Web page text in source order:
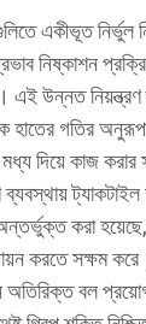
একীভূত নির্ভুল
নিষ্কাশন
এই উন্নত
হাতের গতির
দিয়ে কাজ
ব্যবস্থায়
করা
করতে সক্ষম
অতিরিক্ত বল